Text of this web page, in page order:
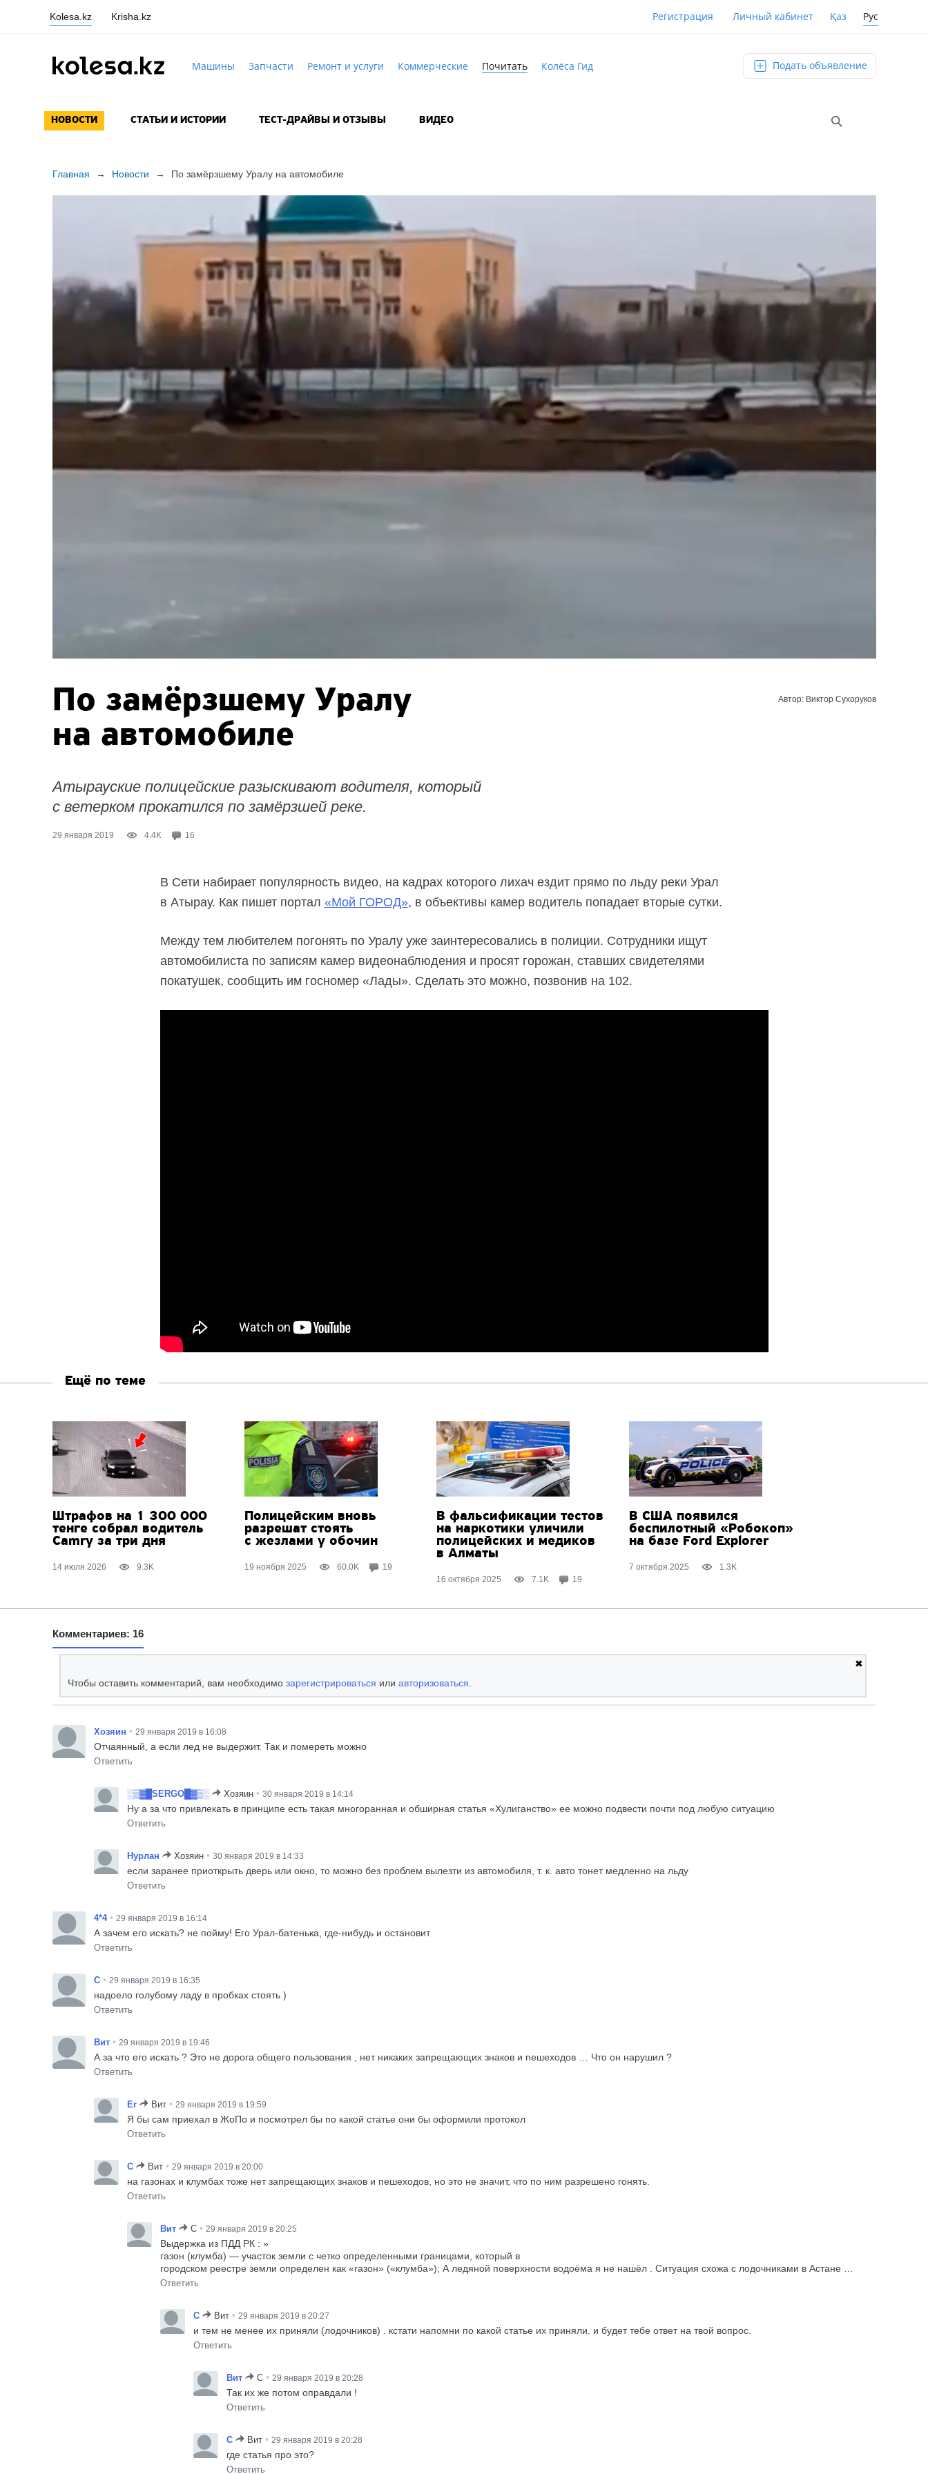
Kolesa.kz Krisha.kz Регистрация Личный кабинет Қаз Рус
Машины Запчасти Ремонт и услуги Коммерческие Почитать Колёса Гид Подать объявление
НОВОСТИ СТАТЬИ И ИСТОРИИ ТЕСТ-ДРАЙВЫ И ОТЗЫВЫ ВИДЕО
Главная → Новости → По замёрзшему Уралу на автомобиле
По замёрзшему Уралу
на автомобиле
Атырауские полицейские разыскивают водителя, который
с ветерком прокатился по замёрзшей реке.
29 января 2019 4.4K 16
Автор: Виктор Сухоруков
В Сети набирает популярность видео, на кадрах которого лихач ездит прямо по льду реки Урал
в Атырау. Как пишет портал «Мой ГОРОД», в объективы камер водитель попадает вторые сутки.
Между тем любителем погонять по Уралу уже заинтересовались в полиции. Сотрудники ищут
автомобилиста по записям камер видеонаблюдения и просят горожан, ставших свидетелями
покатушек, сообщить им госномер «Лады». Сделать это можно, позвонив на 102.
Ещё по теме
Штрафов на 1 300 000
тенге собрал водитель
Camry за три дня
14 июля 2026 9.3K
Полицейским вновь
разрешат стоять
с жезлами у обочин
19 ноября 2025 60.0K 19
В фальсификации тестов
на наркотики уличили
полицейских и медиков
в Алматы
16 октября 2025 7.1K 19
В США появился
беспилотный «Робокоп»
на базе Ford Explorer
7 октября 2025 1.3K
Комментариев: 16
✖
Чтобы оставить комментарий, вам необходимо зарегистрироваться или авторизоваться
Хозяин • 29 января 2019 в 16:08
Отчаянный, а если лед не выдержит. Так и помереть можно
Ответить
░▒▓█SERGO█▓▒░ Хозяин • 30 января 2019 в 14:14
Ну а за что привлекать в принципе есть такая многоранная и обширная статья «Хулиганство» ее можно подвести почти под любую ситуацию
Ответить
Нурлан Хозяин • 30 января 2019 в 14:33
если заранее приоткрыть дверь или окно, то можно без проблем вылезти из автомобиля, т. к. авто тонет медленно на льду
Ответить
4*4 • 29 января 2019 в 16:14
А зачем его искать? не пойму! Его Урал-батенька, где-нибудь и остановит
Ответить
C • 29 января 2019 в 16:35
надоело голубому ладу в пробках стоять )
Ответить
Вит • 29 января 2019 в 19:46
А за что его искать ? Это не дорога общего пользования , нет никаких запрещающих знаков и пешеходов … Что он нарушил ?
Ответить
Er Вит • 29 января 2019 в 19:59
Я бы сам приехал в ЖоПо и посмотрел бы по какой статье они бы оформили протокол
Ответить
C Вит • 29 января 2019 в 20:00
на газонах и клумбах тоже нет запрещающих знаков и пешеходов, но это не значит, что по ним разрешено гонять.
Ответить
Вит C • 29 января 2019 в 20:25
Выдержка из ПДД РК : »
газон (клумба) — участок земли с четко определенными границами, который в
городском реестре земли определен как «газон» («клумба»); А ледяной поверхности водоёма я не нашёл . Ситуация схожа с лодочниками в Астане …
Ответить
C Вит • 29 января 2019 в 20:27
и тем не менее их приняли (лодочников) . кстати напомни по какой статье их приняли. и будет тебе ответ на твой вопрос.
Ответить
Вит C • 29 января 2019 в 20:28
Так их же потом оправдали !
Ответить
C Вит • 29 января 2019 в 20:28
где статья про это?
Ответить